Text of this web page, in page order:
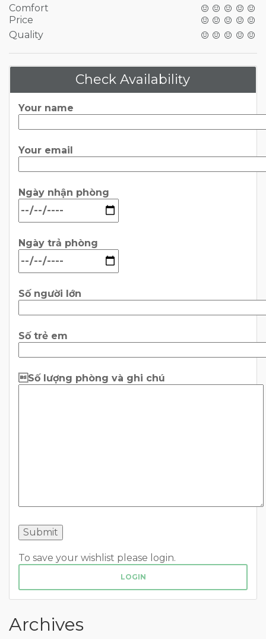
Comfort
Price
Quality
Check Availability
Your name
Your email
Ngày nhận phòng
Ngày trả phòng
Số người lớn
Số trẻ em
Số lượng phòng và ghi chú
To save your wishlist please login.
LOGIN
Archives